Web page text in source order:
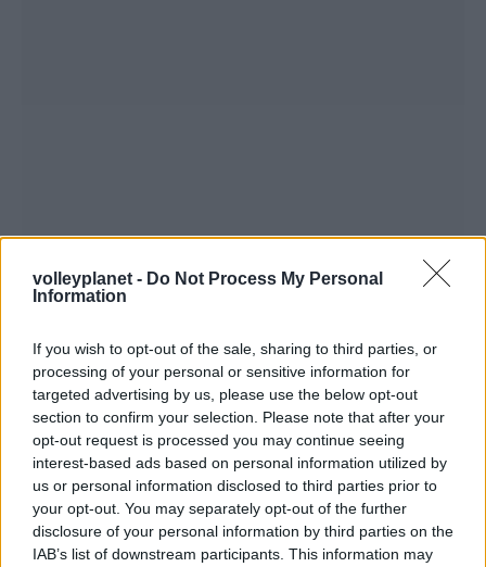
volleyplanet - Do Not Process My Personal
Information
If you wish to opt-out of the sale, sharing to third parties, or
processing of your personal or sensitive information for
targeted advertising by us, please use the below opt-out
section to confirm your selection. Please note that after your
opt-out request is processed you may continue seeing
interest-based ads based on personal information utilized by
us or personal information disclosed to third parties prior to
your opt-out. You may separately opt-out of the further
disclosure of your personal information by third parties on the
IAB’s list of downstream participants. This information may